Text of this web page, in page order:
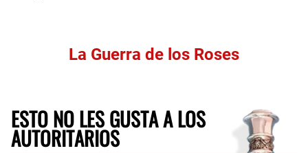
La Guerra de los Roses
ESTO NO LES GUSTA A LOS
AUTORITARIOS